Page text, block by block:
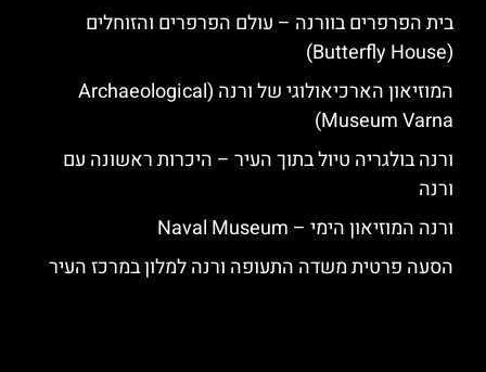
בית הפרפרים בוורנה – עולם הפרפרים והזוחלים
(Butterfly House)
המוזיאון הארכיאולוגי של ורנה (Archaeological
Museum Varna)
ורנה בולגריה טיול בתוך העיר – היכרות ראשונה עם
ורנה
ורנה המוזיאון הימי – Naval Museum
הסעה פרטית משדה התעופה ורנה למלון במרכז העיר